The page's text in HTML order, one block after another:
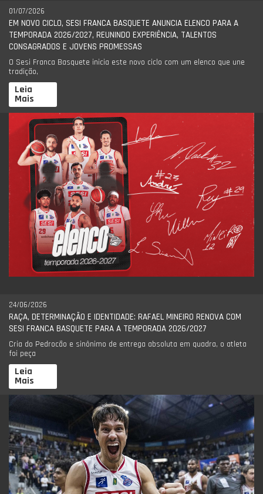
01/07/2026
EM NOVO CICLO, SESI FRANCA BASQUETE ANUNCIA ELENCO PARA A
TEMPORADA 2026/2027, REUNINDO EXPERIÊNCIA, TALENTOS
CONSAGRADOS E JOVENS PROMESSAS
O Sesi Franca Basquete inicia este novo ciclo com um elenco que une
tradição,
Leia
Mais
24/06/2026
RAÇA, DETERMINAÇÃO E IDENTIDADE: RAFAEL MINEIRO RENOVA COM
SESI FRANCA BASQUETE PARA A TEMPORADA 2026/2027
Cria do Pedrocão e sinônimo de entrega absoluta em quadra, o atleta
foi peça
Leia
Mais